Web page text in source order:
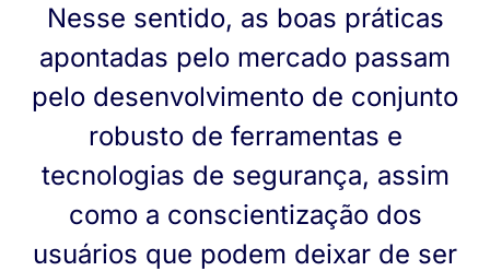
Nesse sentido, as boas práticas
apontadas pelo mercado passam
pelo desenvolvimento de conjunto
robusto de ferramentas e
tecnologias de segurança, assim
como a conscientização dos
usuários que podem deixar de ser